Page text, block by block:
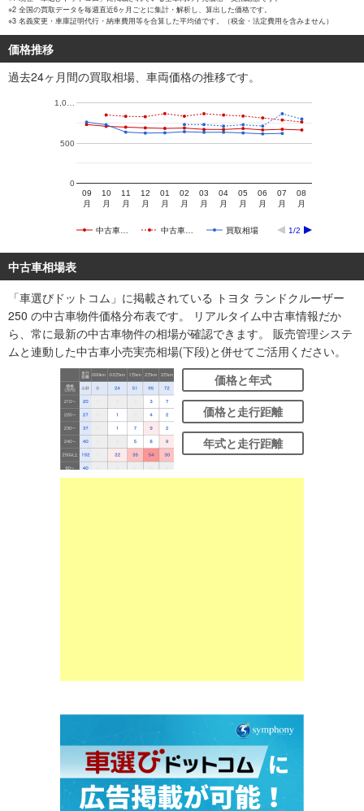
※2 全国の買取データを毎週直近6ヶ月ごとに集計・解析し、算出した価格です。
※3 名義変更・車庫証明代行・納車費用等を合算した平均値です。（税金・法定費用を含みません）
価格推移
過去24ヶ月間の買取相場、車両価格の推移です。
中古車… 中古車… 買取相場 1/2
09
月
10
月
11
月
12
月
01
月
02
月
03
月
04
月
05
月
06
月
07
月
08
月
0
500
1,0…
中古車相場表
「車選びドットコム」に掲載されている トヨタ ランドクルーザー
250 の中古車物件価格分布表です。 リアルタイム中古車情報だか
ら、常に最新の中古車物件の相場が確認できます。 販売管理システ
ムと連動した中古車小売実売相場(下段)と併せてご活用ください。
価格と年式
価格と走行距離
年式と走行距離